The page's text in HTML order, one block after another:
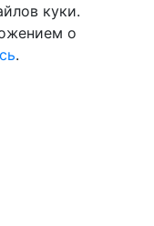
куки.
о
.